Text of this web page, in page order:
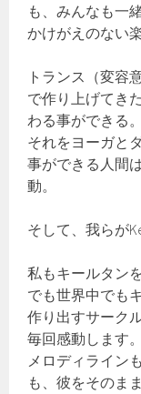
も、みんなも一
かけがえのない
トランス（変容
で作り上げてき
わる事ができる。
それをヨーガと
事ができる人間
動。
そして、我らが
私もキールタン
でも世界中でも
作り出すサーク
毎回感動します。
メロディライン
も、彼をそのま